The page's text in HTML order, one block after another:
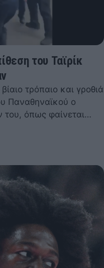
του Ταϊρίκ
τρόπαιο και γροθιά
Παναθηναϊκού ο
του, όπως φαίνεται…